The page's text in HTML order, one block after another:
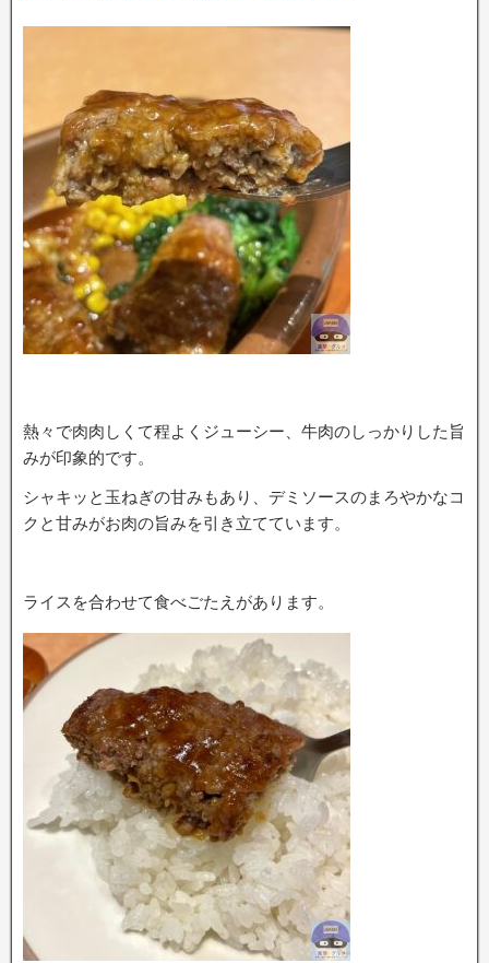
熱々で肉肉しくて程よくジューシー、牛肉のしっかりした旨
みが印象的です。
シャキッと玉ねぎの甘みもあり、デミソースのまろやかなコ
クと甘みがお肉の旨みを引き立てています。
ライスを合わせて食べごたえがあります。